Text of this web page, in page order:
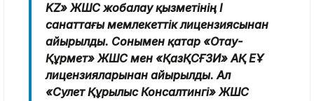
KZ» ЖШС жобалау қызметінің І
санаттағы мемлекеттік лицензиясынан
айырылды. Сонымен қатар «Отау-
Құрмет» ЖШС мен «ҚазҚСҒЗИ» АҚ ЕҰ
лицензияларынан айырылды. Ал
«Сәулет Құрылыс Консалтингі» ЖШС